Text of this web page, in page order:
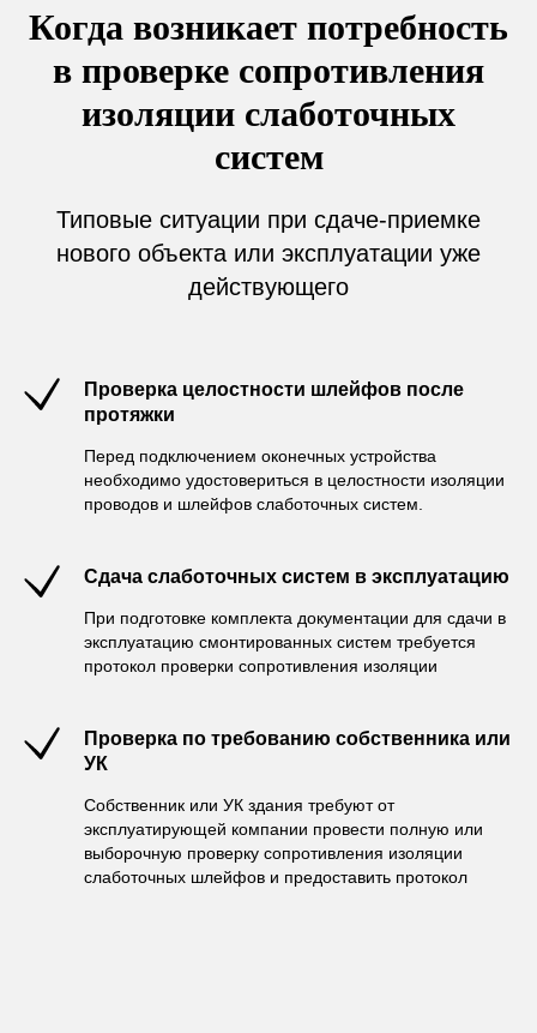
Когда возникает потребность
в проверке сопротивления
изоляции слаботочных
систем
Типовые ситуации при сдаче-приемке
нового объекта или эксплуатации уже
действующего
Проверка целостности шлейфов после
протяжки
Перед подключением оконечных устройства
необходимо удостовериться в целостности изоляции
проводов и шлейфов слаботочных систем.
Сдача слаботочных систем в эксплуатацию
При подготовке комплекта документации для сдачи в
эксплуатацию смонтированных систем требуется
протокол проверки сопротивления изоляции
Проверка по требованию собственника или
УК
Собственник или УК здания требуют от
эксплуатирующей компании провести полную или
выборочную проверку сопротивления изоляции
слаботочных шлейфов и предоставить протокол